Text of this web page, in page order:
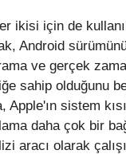
ikisi için de
Android
ve gerçek
sahip olduğunu
Apple'ın sistem
daha çok bir
aracı olarak